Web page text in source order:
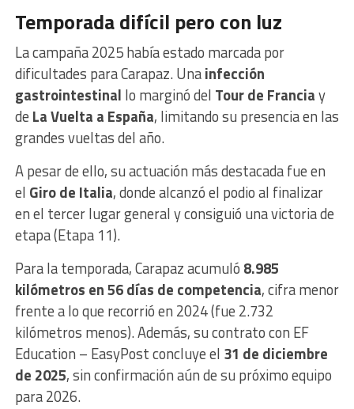
Temporada difícil pero con luz
La campaña 2025 había estado marcada por
dificultades para Carapaz. Unainfección
gastrointestinal lo marginó del Tour de Franciay
de La Vuelta a España, limitando su presencia en las
grandes vueltas del año.
A pesar de ello, su actuación más destacada fue en
el Giro de Italia, donde alcanzó el podio al finalizar
en el tercer lugar general y consiguió una victoria de
etapa (Etapa 11).
Para la temporada, Carapaz acumuló 8.985
kilómetros en 56 días de competencia, cifra menor
frente a lo que recorrió en 2024 (fue 2.732
kilómetros menos). Además, su contrato con EF
Education – EasyPost concluye el 31 de diciembre
de 2025, sin confirmación aún de su próximo equipo
para 2026.